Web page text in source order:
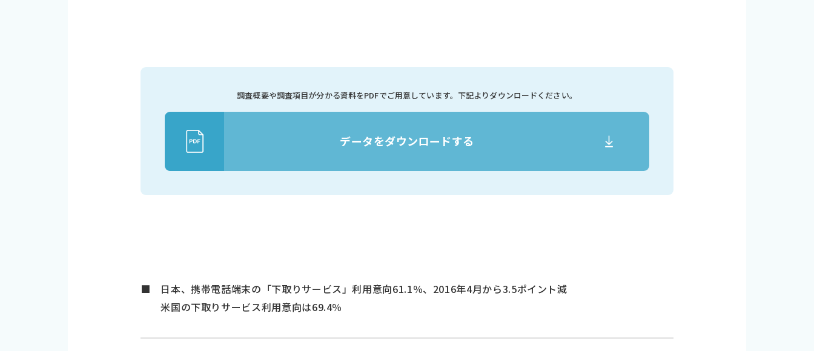
調査概要や調査項目が分かる資料をPDFでご用意しています。 下記よりダウンロードください。
データをダウンロードする
■ 日本、携帯電話端末の「下取りサービス」利用意向61.1％、2016年4月から3.5ポイント減
米国の下取りサービス利用意向は69.4％